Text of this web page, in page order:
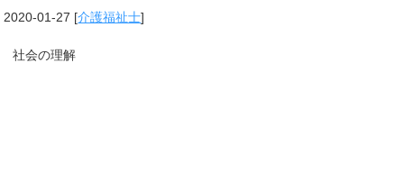
2020-01-27 [介護福祉士]
社会の理解